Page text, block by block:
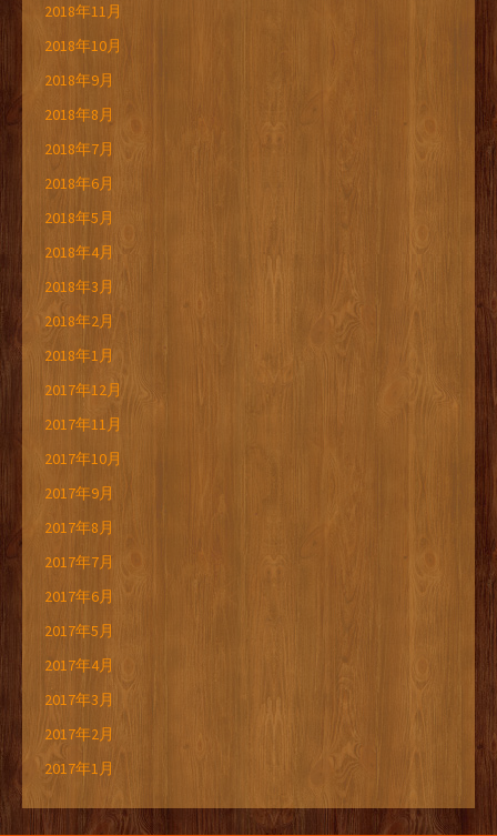
2018年11月
2018年10月
2018年9月
2018年8月
2018年7月
2018年6月
2018年5月
2018年4月
2018年3月
2018年2月
2018年1月
2017年12月
2017年11月
2017年10月
2017年9月
2017年8月
2017年7月
2017年6月
2017年5月
2017年4月
2017年3月
2017年2月
2017年1月